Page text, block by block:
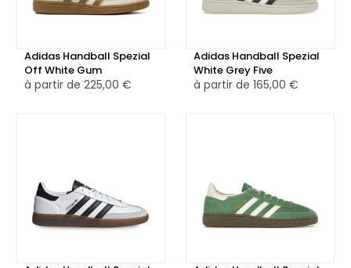
blanc est ornée du logo Adidas bleu roi, une signature
Disponible également en version reconditionnée certifiée,
minutieusement testée, nettoyée et authentifiée par nos
Adidas Handball Spezial
Off White Gum
à partir de 225,00 €
Adidas Handball Spezial
White Grey Five
à partir de 165,00 €